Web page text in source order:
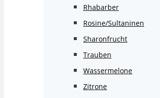
Rhabarber
Rosine/Sultaninen
Sharonfrucht
Trauben
Wassermelone
Zitrone